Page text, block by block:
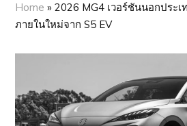
Home »2026 MG4 เวอร์ชันนอกประ
ภายในใหม่จาก S5 EV